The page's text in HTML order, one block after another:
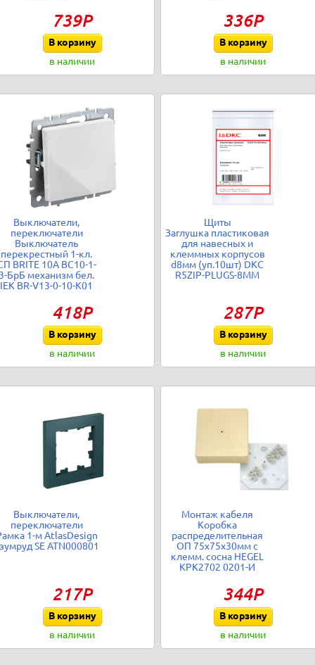
739Р
В корзину
в наличии
336Р
В корзину
в наличии
Выключатели,
переключатели
Выключатель
перекрестный 1-кл.
BRITE 10А ВС10-1-
БрБ механизм бел.
IEK BR-V13-0-10-K01
418Р
В корзину
в наличии
Щиты
Заглушка пластиковая
для навесных и
клеммных корпусов
d8мм (уп.10шт) DKC
R5ZIP-PLUGS-8MM
287Р
В корзину
в наличии
Выключатели,
переключатели
1-м AtlasDesign
SE ATN000801
217Р
В корзину
в наличии
Монтаж кабеля
Коробка
распределительная
ОП 75х75х30мм с
клемм. сосна HEGEL
КРК2702 0201-И
344Р
В корзину
в наличии